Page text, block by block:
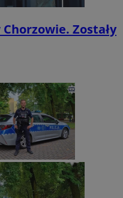
Zostały